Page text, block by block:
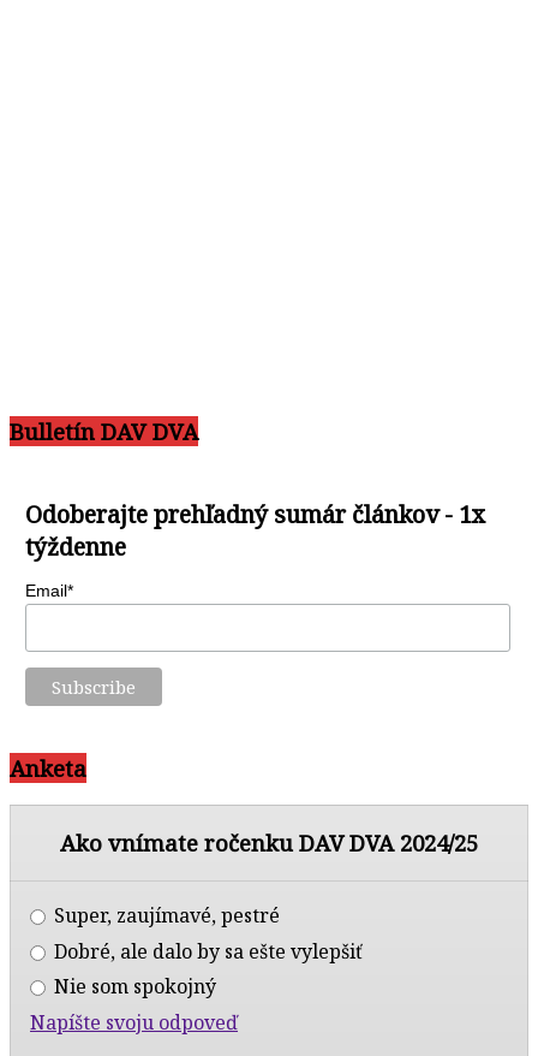
Bulletín DAV DVA
Odoberajte prehľadný sumár článkov - 1x
týždenne
Email*
Anketa
Ako vnímate ročenku DAV DVA 2024/25
Super, zaujímavé, pestré
Dobré, ale dalo by sa ešte vylepšiť
Nie som spokojný
Napíšte svoju odpoveď